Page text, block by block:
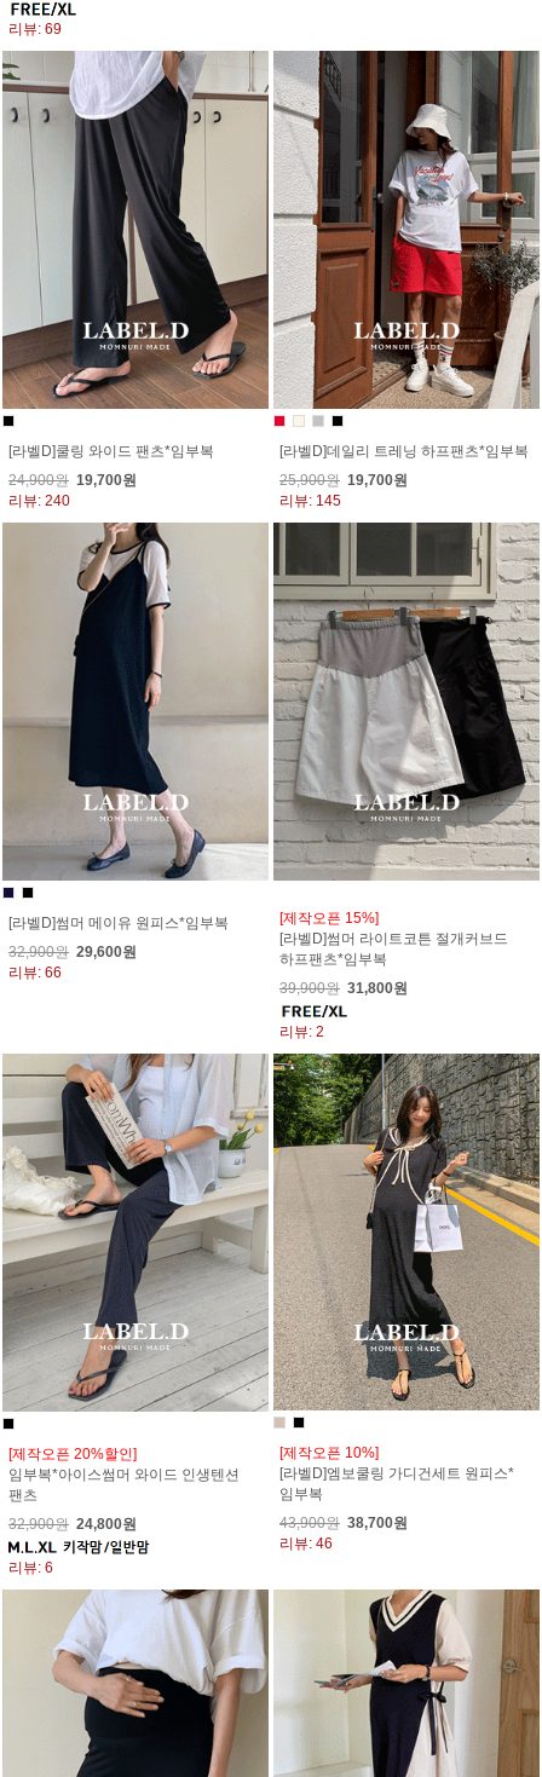
리뷰: 69
[라벨D]쿨링 와이드 팬츠*임부복
24,900원 19,700원
리뷰: 240
[라벨D]데일리 트레닝 하프팬츠*임부복
25,900원 19,700원
리뷰: 145
[라벨D]썸머 메이유 원피스*임부복
32,900원 29,600원
리뷰: 66
[제작오픈 15%]
[라벨D]썸머 라이트코튼 절개커브드
하프팬츠*임부복
39,900원 31,800원
리뷰: 2
[제작오픈 20%할인]
임부복*아이스썸머 와이드 인생텐션
팬츠
32,900원 24,800원
리뷰: 6
[제작오픈 10%]
[라벨D]엠보쿨링 가디건세트 원피스*
임부복
43,900원 38,700원
리뷰: 46